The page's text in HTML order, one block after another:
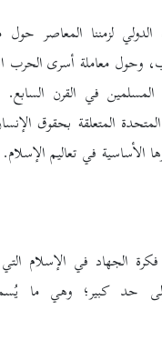
لزمننا المعاصر حول
وحول معاملة أسرى الحرب
في القرن
المتعلقة بحقوق
في تعاليم الإسلام.
الجهاد في الإسلام
حد كبير؛ وهي ما